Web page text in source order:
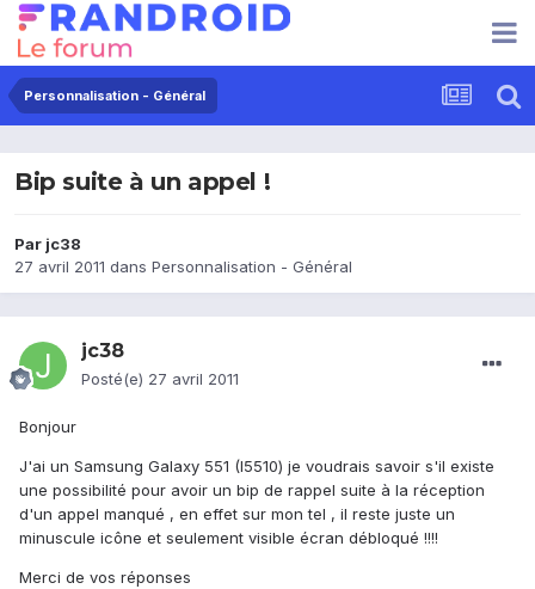
Personnalisation - Général
Bip suite à un appel !
Par jc38
27 avril 2011 dans Personnalisation - Général
jc38
Posté(e) 27 avril 2011
Bonjour
J'ai un Samsung Galaxy 551 (I5510) je voudrais savoir s'il existe
une possibilité pour avoir un bip de rappel suite à la réception
d'un appel manqué , en effet sur mon tel , il reste juste un
minuscule icône et seulement visible écran débloqué !!!!
Merci de vos réponses